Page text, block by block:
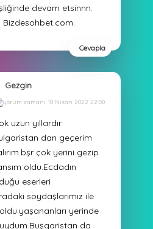
devam etsinnn.
Bizdesohbet.com.
Cevapla
Gezgin
10 Nisan 2022 22:00
uzun yıllardır
dan geçerim
çok yerini gezip
oldu.Ecdadın
eserleri
soydaşlarımız ile
yerinde
da